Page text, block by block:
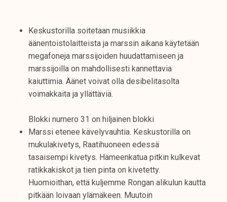
Keskustorilla soitetaan musiikkia
äänentoistolaitteista ja marssin aikana käytetään
megafoneja marssijoiden huudattamiseen ja
marssijoilla on mahdollisesti kannettavia
kaiuttimia. Äänet voivat olla desibelitasolta
voimakkaita ja yllättäviä.
Blokki numero 31 on hiljainen blokki
Marssi etenee kävelyvauhtia. Keskustorilla on
mukulakivetys, Raatihuoneen edessä
tasaisempi kivetys. Hämeenkatua pitkin kulkevat
ratikkakiskot ja tien pinta on kivetetty.
Huomioithan, että kuljemme Rongan alikulun kautta
pitkään loivaan ylämäkeen. Muutoin